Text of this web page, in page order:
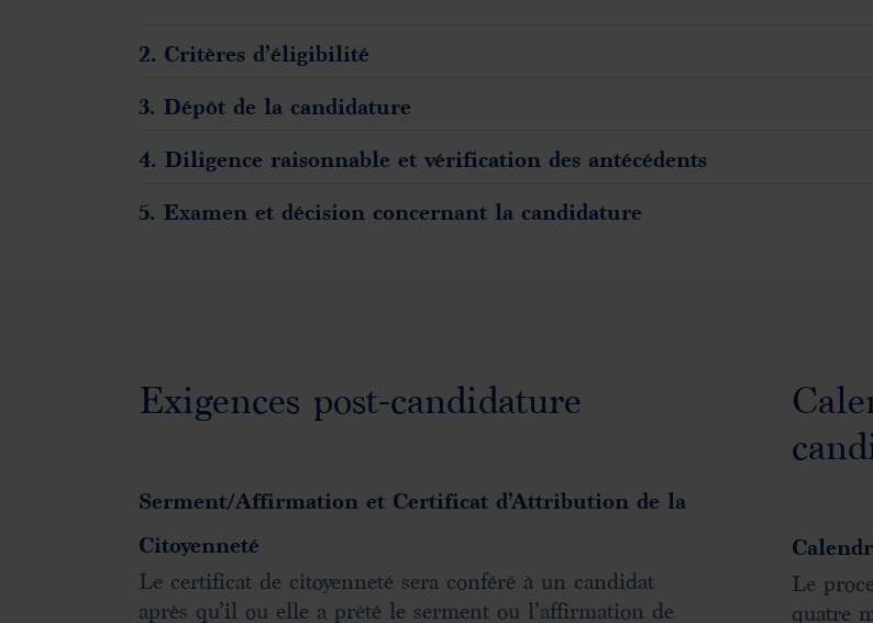
2. Critères d’éligibilité
3. Dépôt de la candidature
4. Diligence raisonnable et vérification des antécédents
5. Examen et décision concernant la candidature
Exigences post-candidature
Serment/Affirmation et Certificat d’Attribution de la
Citoyenneté
Le certificat de citoyenneté sera conféré à un candidat
après qu’il ou elle a prêté le serment ou l’affirmation de
Le
quatre